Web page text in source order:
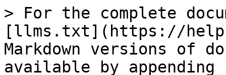
> For the complete
[llms.txt](https://
Markdown versions of
available by